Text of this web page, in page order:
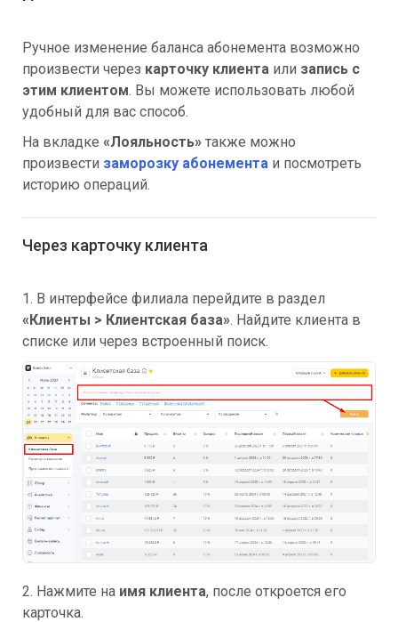
Ручное изменение баланса абонемента возможно
произвести через карточку клиента или запись с
этим клиентом. Вы можете использовать любой
удобный для вас способ.
На вкладке «Лояльность» также можно
произвести заморозку абонемента и посмотреть
историю операций.
Через карточку клиента
1. В интерфейсе филиала перейдите в раздел
« Клиенты > Клиентская база». Найдите клиента в
списке или через встроенный поиск.
2. Нажмите на имя клиента, после откроется его
карточка.